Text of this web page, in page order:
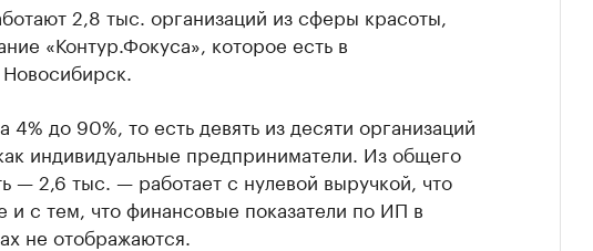
2,8 тыс. организаций из сферы красоты,
«Контур.Фокуса», которое есть в
до 90%, то есть девять из десяти организаций
индивидуальные предприниматели. Из общего
— 2,6 тыс. — работает с нулевой выручкой, что
и с тем, что финансовые показатели по ИП в
не отображаются.